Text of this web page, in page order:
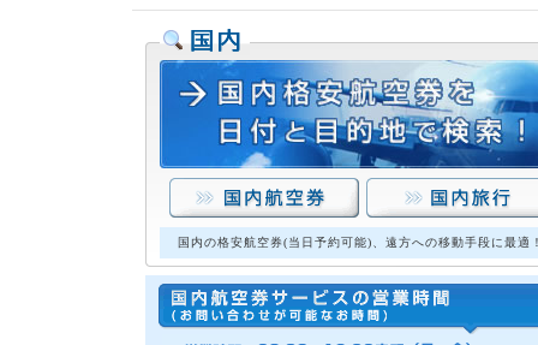
国内の格安航空券(当日予約可能)、遠方への移動手段に最適